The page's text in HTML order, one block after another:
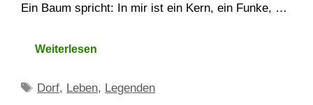
Ein Baum spricht: In mir ist ein Kern, ein Funke, …
Weiterlesen
Schlagwörter
Dorf, Leben, Legenden